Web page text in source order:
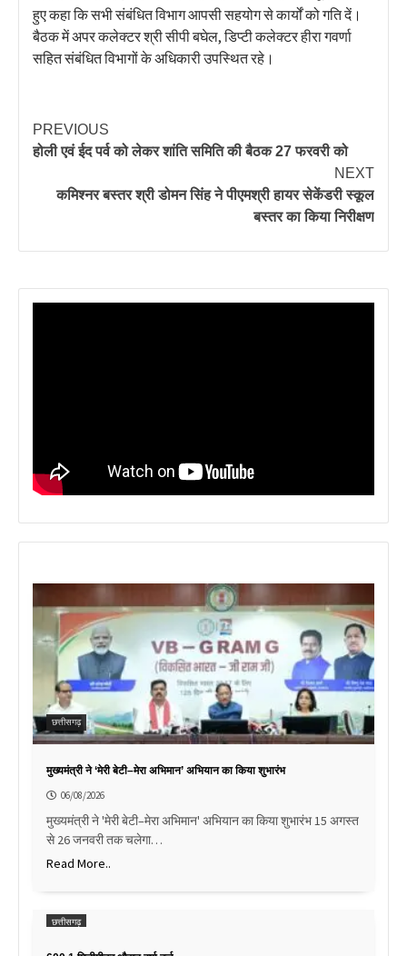
हुए कहा कि सभी संबंधित विभाग आपसी सहयोग से कार्यों को गति दें।
बैठक में अपर कलेक्टर श्री सीपी बघेल, डिप्टी कलेक्टर हीरा गवर्णा
सहित संबंधित विभागों के अधिकारी उपस्थित रहे।
PREVIOUS
होली एवं ईद पर्व को लेकर शांति समिति की बैठक 27 फरवरी को
NEXT
कमिश्नर बस्तर श्री डोमन सिंह ने पीएमश्री हायर सेकेंडरी स्कूल
बस्तर का किया निरीक्षण
छत्तीसगढ़
मुख्यमंत्री ने ‘मेरी बेटी–मेरा अभिमान’ अभियान का किया शुभारंभ
06/08/2026
मुख्यमंत्री ने 'मेरी बेटी–मेरा अभिमान' अभियान का किया शुभारंभ 15 अगस्त
से 26 जनवरी तक चलेगा…
Read More..
छत्तीसगढ़